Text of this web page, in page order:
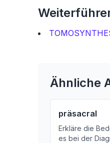
Ähnliche
präsacral
Erkläre die
es bei der